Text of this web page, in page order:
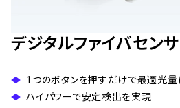
デジタルファイバセンサ
1つのボタンを押すだけで最適光
ハイパワーで安定検出を実現